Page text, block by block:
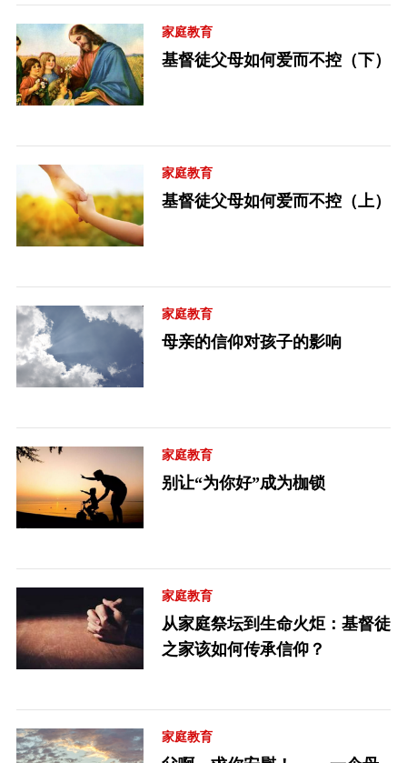
家庭教育
基督徒父母如何爱而不控（下）
家庭教育
基督徒父母如何爱而不控（上）
家庭教育
母亲的信仰对孩子的影响
家庭教育
别让“为你好”成为枷锁
家庭教育
从家庭祭坛到生命火炬：基督徒
之家该如何传承信仰？
家庭教育